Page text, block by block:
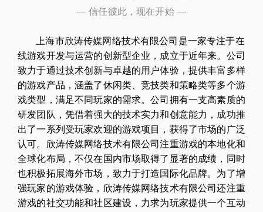
— 信任彼此，现在开始 —
上海市欣涛传媒网络技术有限公司是一家专注于在
线游戏开发与运营的创新型企业，成立于近年来。公司
致力于通过技术创新与卓越的用户体验，提供丰富多样
的游戏产品，涵盖了休闲类、竞技类和策略类等多个游
戏类型，满足不同玩家的需求。公司拥有一支高素质的
研发团队，凭借着强大的技术实力和创意能力，成功推
出了一系列受玩家欢迎的游戏项目，获得了市场的广泛
认可。欣涛传媒网络技术有限公司注重游戏的本地化和
全球化布局，不仅在国内市场取得了显著的成绩，同时
也积极拓展海外市场，致力于打造国际化品牌。为了增
强玩家的游戏体验，欣涛传媒网络技术有限公司还注重
游戏的社交功能和社区建设，力求为玩家提供一个互动